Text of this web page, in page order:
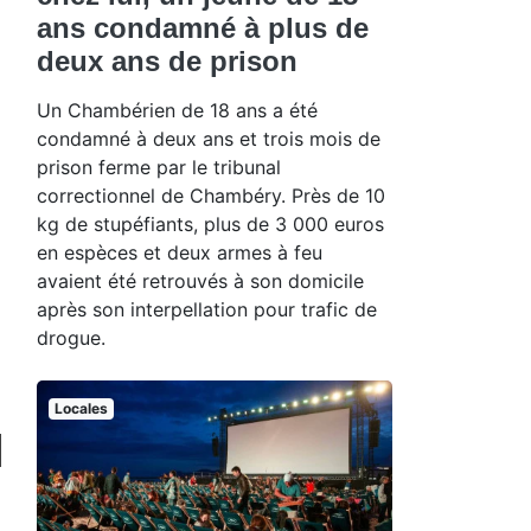
ans condamné à plus de
deux ans de prison
Un Chambérien de 18 ans a été
condamné à deux ans et trois mois de
prison ferme par le tribunal
correctionnel de Chambéry. Près de 10
kg de stupéfiants, plus de 3 000 euros
en espèces et deux armes à feu
avaient été retrouvés à son domicile
après son interpellation pour trafic de
drogue.
Locales